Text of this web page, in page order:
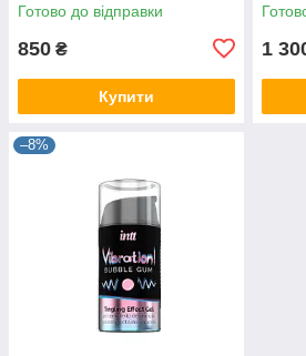
Готово до відправки
850 ₴
Купити
1
–8%